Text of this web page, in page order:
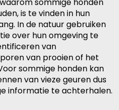
is te vinden in hun
In de natuur gebruiken
over hun omgeving te
van
van prooien of het
sommige honden kan
van vieze geuren dus
informatie te achterhalen.